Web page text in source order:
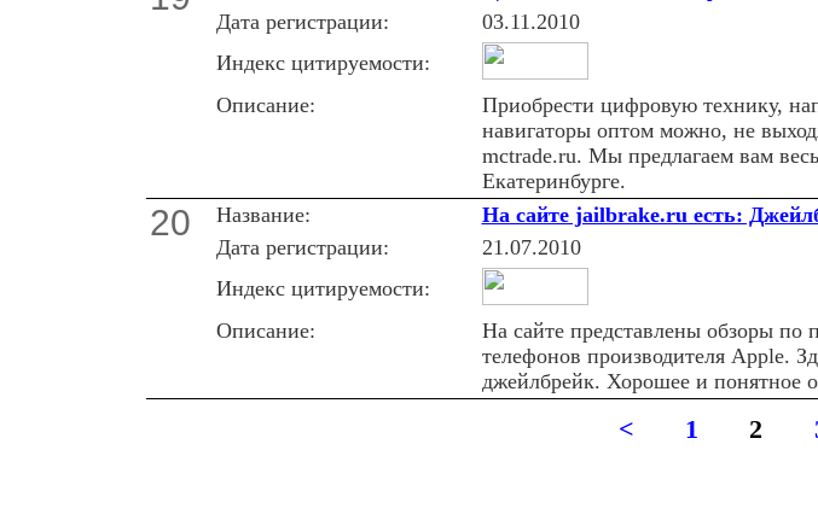
Дата регистрации:
03.11.2010
Индекс цитируемости:
Описание:
Приобрести цифровую технику,
навигаторы оптом можно, не
mctrade.ru. Мы предлагаем вам
Екатеринбурге.
20 Название: На сайте jailbrake.ru есть:
Дата регистрации:
21.07.2010
Индекс цитируемости:
Описание:
На сайте представлены обзоры по
телефонов производителя Apple.
джейлбрейк. Хорошее и понятное
< 1 2